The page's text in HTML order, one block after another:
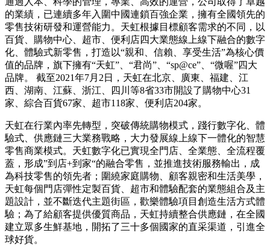
的業績，已連續多年入圍中國連鎖百強企業，擁有全國領先的
零售技術研發和運營能力。天虹根據目標顧客需求的不同，以
百貨、購物中心、超市、便利店四大業態線上線下融合的數字
化、體驗式新零售，打造以“親和、信賴、享受生活”為核心價
值的品牌，旗下擁有“天虹”、“君尚”、“sp@ce”、“微喔”四大
品牌。 截至2021年7月2日，天虹在北京、廣東、福建、江
西、湖南、江蘇、浙江、四川等8省33市開設了購物中心31
家、綜合百貨67家、超市118家、便利店204家。
天虹在行業內率先轉型，突破傳統購物模式，踐行數字化、體
驗式、供應鏈三大業務戰略，大力發展線上線下一體化的智慧
零售商業模式。天虹數字化已實現全門店、全業態、全流程覆
蓋，形成”到店+到家“的融合零售，並推進技術服務輸出，成
為科技零售的領先者；圍繞家庭購物、顧客親密和生活美學，
天虹每個門店彈性定製百貨、超市和體驗配套的業態組合及主
題設計，並不斷迭代主題街區，歡樂體驗項目創造生活方式體
驗；為了給顧客提供優質商品，天虹持續整合供應鏈，在全國
建立眾多生鮮基地，開拓了三十多個國家的直采渠道，引進全
球好貨。